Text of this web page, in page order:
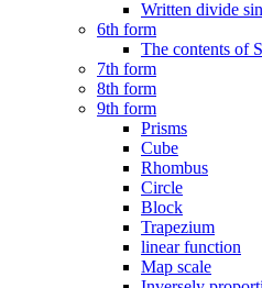
Written divide
6th form
The contents of
7th form
8th form
9th form
Prisms
Cube
Rhombus
Circle
Block
Trapezium
linear function
Map scale